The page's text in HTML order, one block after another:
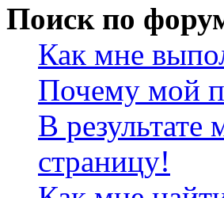
Поиск по
Как мне
Почему мой
В результате
страницу!